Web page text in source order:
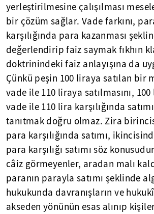
yerleştirilmesine çalışılması
bir çözüm sağlar. Vade farkını,
karşılığında para kazanması
değerlendirip faiz saymak fıkhın
doktrinindeki faiz anlayışına da
Çünkü peşin 100 liraya satılan bir
vade ile 110 liraya satılmasını,
vade ile 110 lira karşılığında
tanıtmak doğru olmaz. Zira
para karşılığında satımı,
para karşılığı satımı söz
câiz görmeyenler, aradan malı
paranın parayla satımı şeklinde
hukukunda davranışların ve
akseden yönünün esas alınıp